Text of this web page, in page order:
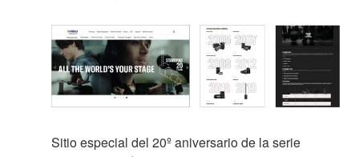
Sitio especial del 20º aniversario de la serie